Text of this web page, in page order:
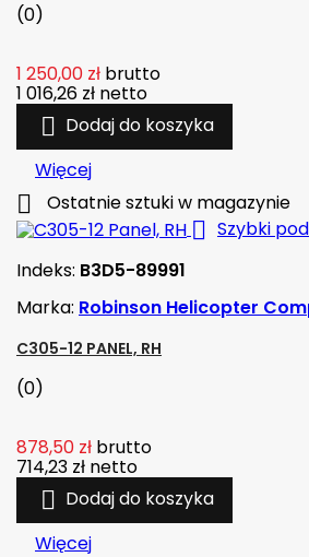
(0)
1 250,00 zł brutto
1 016,26 zł netto
 Dodaj do koszyka
Więcej
 Ostatnie sztuki w magazynie
 Szybki
Indeks: B3D5-89991
Marka: Robinson Helicopter
C305-12 PANEL, RH
(0)
878,50 zł brutto
714,23 zł netto
 Dodaj do koszyka
Więcej